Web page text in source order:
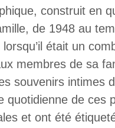
construit en
de 1948 au
était un
membres de sa
souvenirs intimes
quotidienne de ces
et ont été